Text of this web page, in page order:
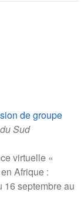
de groupe
Sud
virtuelle «
Afrique :
16 septembre au